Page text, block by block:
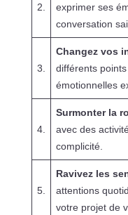
2.
exprimer ses
conversation
3.
Changez vos
différents
émotionnelles
4.
Surmonter la
avec des
complicité.
5.
Ravivez les
attentions
votre projet de